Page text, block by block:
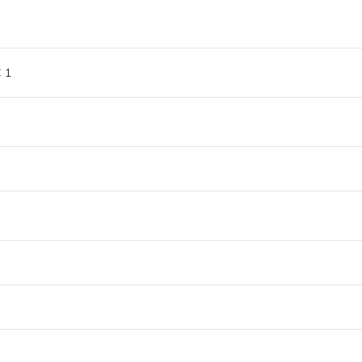
1
promieniowych i osiowych.
obciążenia promieniowe i osiowe mogą być przenoszone w
wysokie prędkości obrotowe(40 000 obr./min i więcej).
posiadające stalowe uszczelnienia oznaczane najczęściej
smarem .Najczęściej występujący typ to łożyska z koszykiem
wykonanymi ze stali nierdzewnej , typowe oznaczenia
z atestem i dopuszczeniami do kontaktu z żywnością.